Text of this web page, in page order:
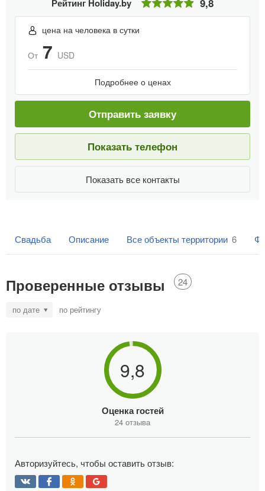
Рейтинг Holiday.by 9,8
цена на человека в сутки
От 7 USD
Подробнее о ценах
Отправить заявку
Показать телефон
Показать все контакты
Свадьба Описание Все объекты территории 6
Проверенные отзывы 24
по дате по рейтингу
9,8
Оценка гостей
24 отзыва
Авторизуйтесь, чтобы оставить отзыв: